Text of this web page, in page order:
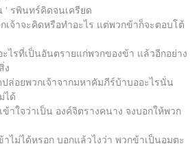
‘ รพินทร์คิดจนเครียด
เจ้าจะคิดหรือทำอะไร แต่พวกข้าก็จะตอบโต้
ะไรที่เป็นอันตรายแก่พวกของข้า แล้วอีกอย่าง
ง
ปล่อยพวกเจ้าจากมหาคัมภีร์บ้าบออะไรนั่น
ได้
าใจว่าเป็น องค์จิตรางคนาง จงบอกให้พวก
าไม่ได้หรอก บอกแล้วไงว่า พวกข้าเป็นอมตะ